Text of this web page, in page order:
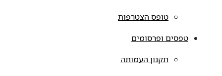
טופס הצטרפות
טפסים ופרסומים
תקנון העמותה